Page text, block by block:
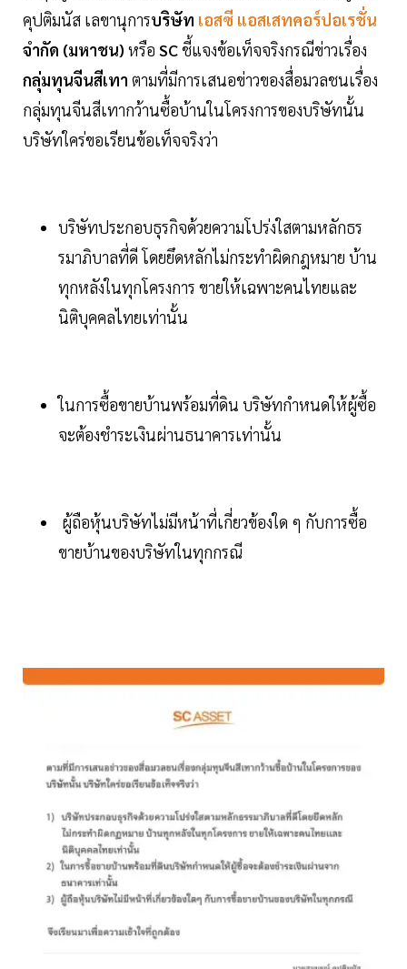
คุปติมนัส เลขานุการบริษัท เอสซี แอสเสทคอร์ปอเรชั่น
จำกัด (มหาชน) หรือ SCชี้แจงข้อเท็จจริงกรณีข่าวเรื่อง
กลุ่มทุนจีนสีเทา ตามที่มีการเสนอข่าวของสื่อมวลชนเรื่อง
กลุ่มทุนจีนสีเทากว้านซื้อบ้านในโครงการของบริษัทนั้น
บริษัทใคร่ขอเรียนข้อเท็จจริงว่า
บริษัทประกอบธุรกิจด้วยความโปร่งใสตามหลักธร
รมาภิบาลที่ดี โดยยึดหลักไม่กระทำผิดกฎหมาย บ้าน
ทุกหลังในทุกโครงการ ขายให้เฉพาะคนไทยและ
นิติบุคคลไทยเท่านั้น
ในการซื้อขายบ้านพร้อมที่ดิน บริษัทกำหนดให้ผู้ซื้อ
จะต้องชำระเงินผ่านธนาคารเท่านั้น
ผู้ถือหุ้นบริษัทไม่มีหน้าที่เกี่ยวข้องใด ๆ กับการซื้อ
ขายบ้านของบริษัทในทุกกรณี